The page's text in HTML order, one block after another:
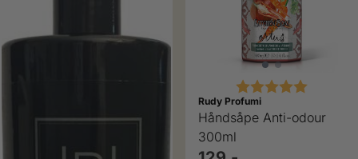
Karakter:
Rudy Profumi
Håndsåpe Anti-odour
300ml